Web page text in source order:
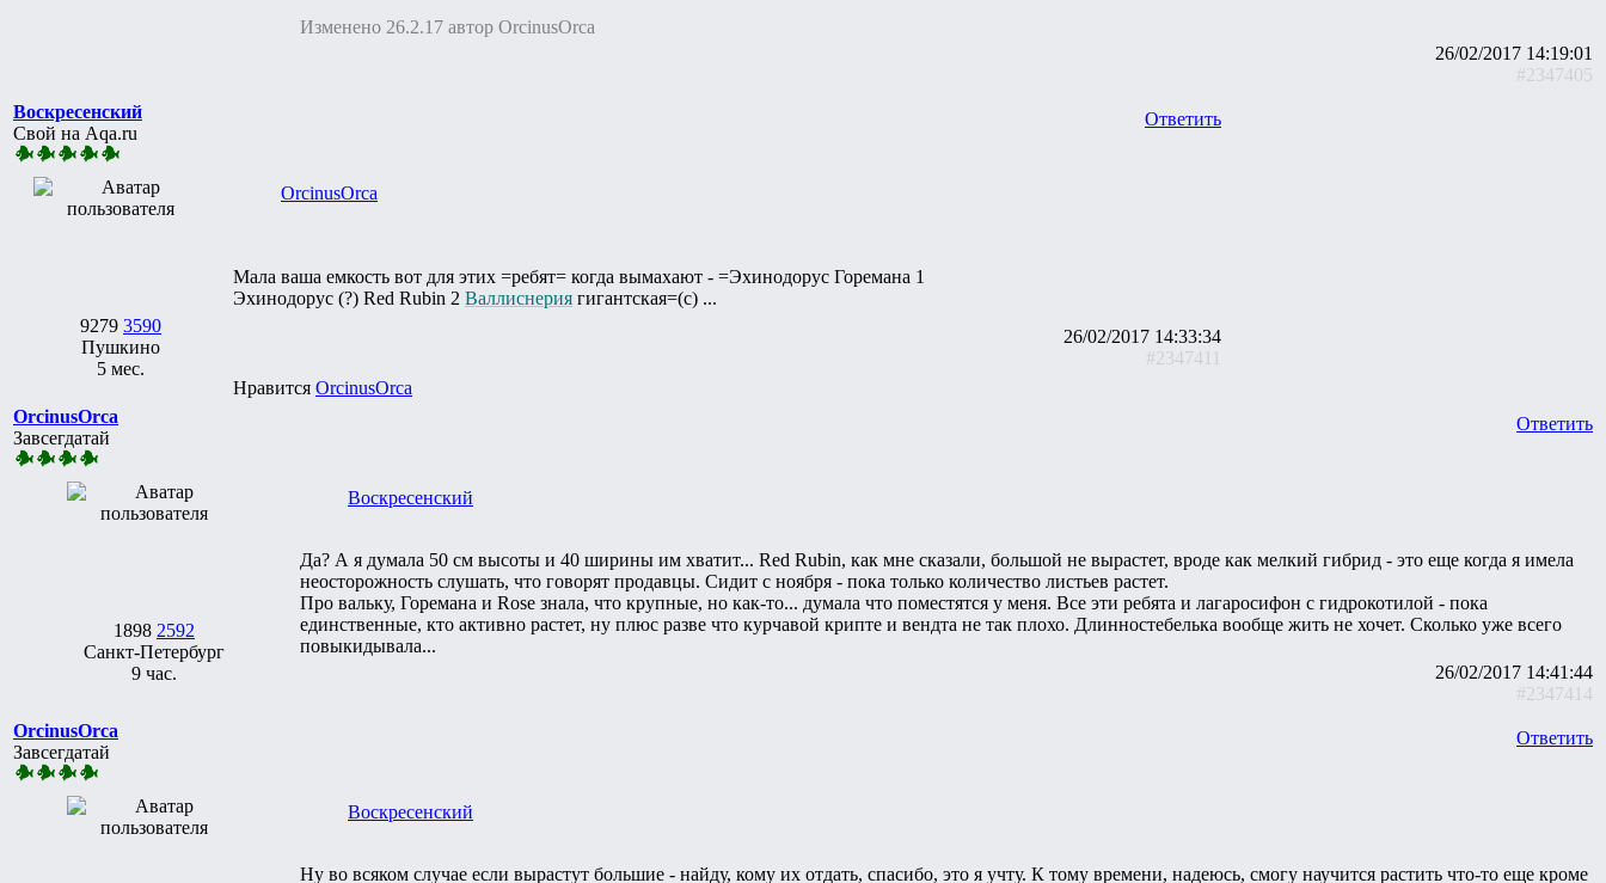
Изменено 26.2.17 автор ОrcinusОrca
26/02/2017 14:19:01
#2347405
Воскресенский
Свой на Aqa.ru
9279 3590
Пушкино
5 мес.
Ответить
ОrcinusОrca
Мала ваша емкость вот для этих =ребят= когда вымахают - =Эхинодорус Горемана 1
Эхинодорус (?) Red Rubin 2 Валлиснерия гигантская=(с) ...
26/02/2017 14:33:34
#2347411
Нравится ОrcinusОrca
ОrcinusОrca
Завсегдатай
1898 2592
Санкт-Петербург
9 час.
Ответить
Воскресенский
Да? А я думала 50 см высоты и 40 ширины им хватит... Red Rubin, как мне сказали, большой не вырастет, вроде как мелкий гибрид - это еще когда я имела
неосторожность слушать, что говорят продавцы. Сидит с ноября - пока только количество листьев растет.
Про вальку, Горемана и Rose знала, что крупные, но как-то... думала что поместятся у меня. Все эти ребята и лагаросифон с гидрокотилой - пока
единственные, кто активно растет, ну плюс разве что курчавой крипте и вендта не так плохо. Длинностебелька вообще жить не хочет. Сколько уже всего
повыкидывала...
26/02/2017 14:41:44
#2347414
ОrcinusОrca
Завсегдатай
Ответить
Воскресенский
Ну во всяком случае если вырастут большие - найду, кому их отдать, спасибо, это я учту. К тому времени, надеюсь, смогу научится растить что-то еще кроме